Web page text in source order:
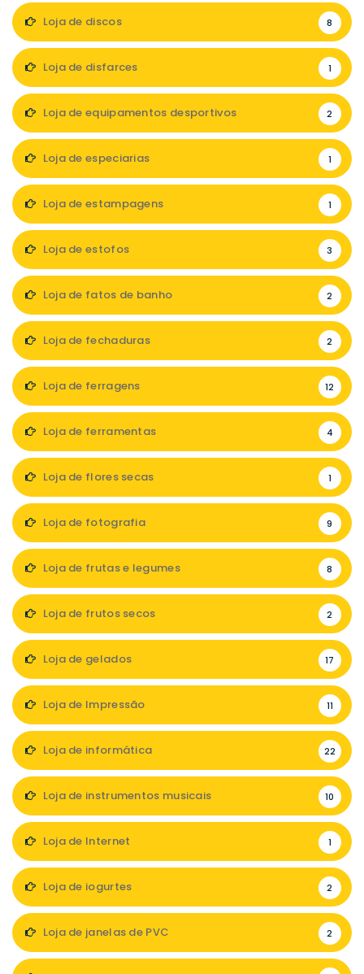
Loja de discos 8
Loja de disfarces 1
Loja de equipamentos desportivos 2
Loja de especiarias 1
Loja de estampagens 1
Loja de estofos 3
Loja de fatos de banho 2
Loja de fechaduras 2
Loja de ferragens 12
Loja de ferramentas 4
Loja de flores secas 1
Loja de fotografia 9
Loja de frutas e legumes 8
Loja de frutos secos 2
Loja de gelados 17
Loja de Impressão 11
Loja de informática 22
Loja de instrumentos musicais 10
Loja de Internet 1
Loja de iogurtes 2
Loja de janelas de PVC 2